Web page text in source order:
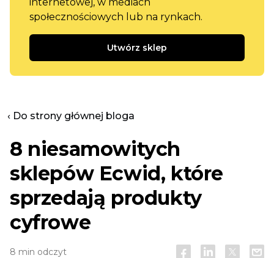
społecznościowych lub na rynkach.
Utwórz sklep
‹ Do strony głównej bloga
8 niesamowitych
sklepów Ecwid, które
sprzedają produkty
cyfrowe
8 min odczyt